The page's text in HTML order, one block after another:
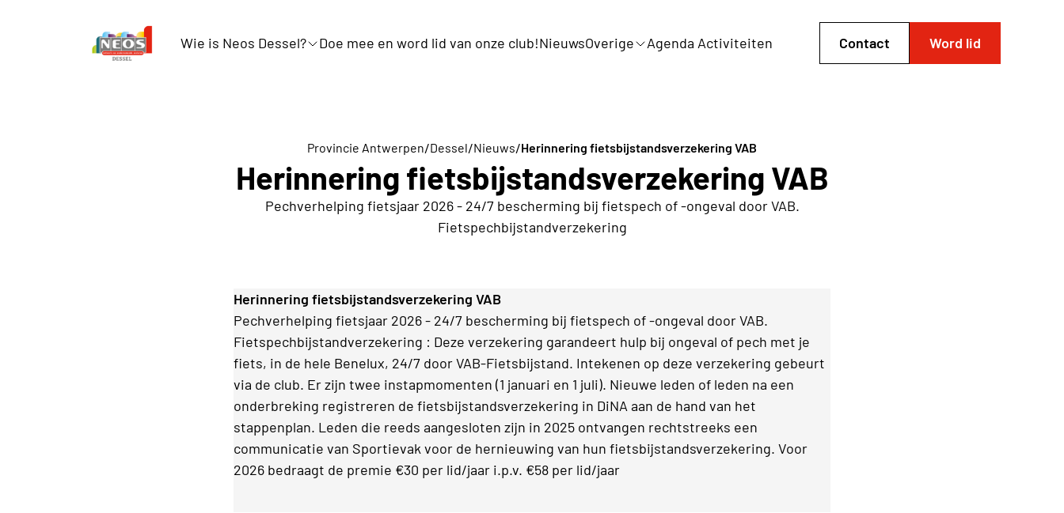
Wie is Neos Dessel? Doe mee en word lid van onze club!NieuwsOverige Agenda Activiteiten Contact Word lid
Provincie Antwerpen/Dessel/Nieuws/Herinnering fietsbijstandsverzekering VAB
Herinnering fietsbijstandsverzekering VAB
Pechverhelping fietsjaar 2026 - 24/7 bescherming bij fietspech of -ongeval door VAB.
Fietspechbijstandverzekering
Herinnering fietsbijstandsverzekering VAB
Pechverhelping fietsjaar 2026 - 24/7 bescherming bij fietspech of -ongeval door VAB.
Fietspechbijstandverzekering : Deze verzekering garandeert hulp bij ongeval of pech met je
fiets, in de hele Benelux, 24/7 door VAB-Fietsbijstand. Intekenen op deze verzekering gebeurt
via de club. Er zijn twee instapmomenten (1 januari en 1 juli). Nieuwe leden of leden na een
onderbreking registreren de fietsbijstandsverzekering in DiNA aan de hand van het
stappenplan. Leden die reeds aangesloten zijn in 2025 ontvangen rechtstreeks een
communicatie van Sportievak voor de hernieuwing van hun fietsbijstandsverzekering. Voor
2026 bedraagt de premie €30 per lid/jaar i.p.v. €58 per lid/jaar